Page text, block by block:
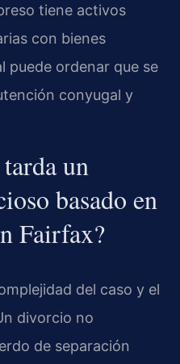
tiene activos
con bienes
puede ordenar que se
conyugal y
un
basado en
Fairfax?
del caso y el
divorcio no
de separación